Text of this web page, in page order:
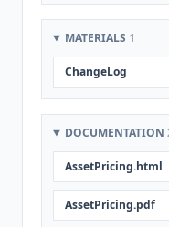
MATERIALS 1
ChangeLog
DOCUMENTATION
AssetPricing.html
AssetPricing.pdf